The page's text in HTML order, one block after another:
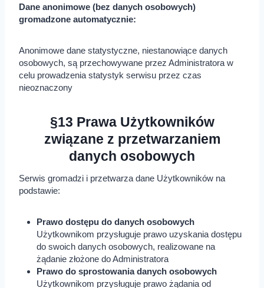
Dane anonimowe (bez danych osobowych)
gromadzone automatycznie:
Anonimowe dane statystyczne, niestanowiące danych
osobowych, są przechowywane przez Administratora w
celu prowadzenia statystyk serwisu przez czas
nieoznaczony
§13 Prawa Użytkowników
związane z przetwarzaniem
danych osobowych
Serwis gromadzi i przetwarza dane Użytkowników na
podstawie:
Prawo dostępu do danych osobowych
Użytkownikom przysługuje prawo uzyskania dostępu
do swoich danych osobowych, realizowane na
żądanie złożone do Administratora
Prawo do sprostowania danych osobowych
Użytkownikom przysługuje prawo żądania od